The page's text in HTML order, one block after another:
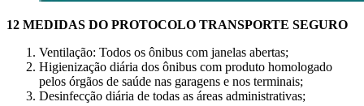
12 MEDIDAS DO PROTOCOLO TRANSPORTE SEGURO
Ventilação: Todos os ônibus com janelas abertas;
Higienização diária dos ônibus com produto homologado
pelos órgãos de saúde nas garagens e nos terminais;
Desinfecção diária de todas as áreas administrativas;